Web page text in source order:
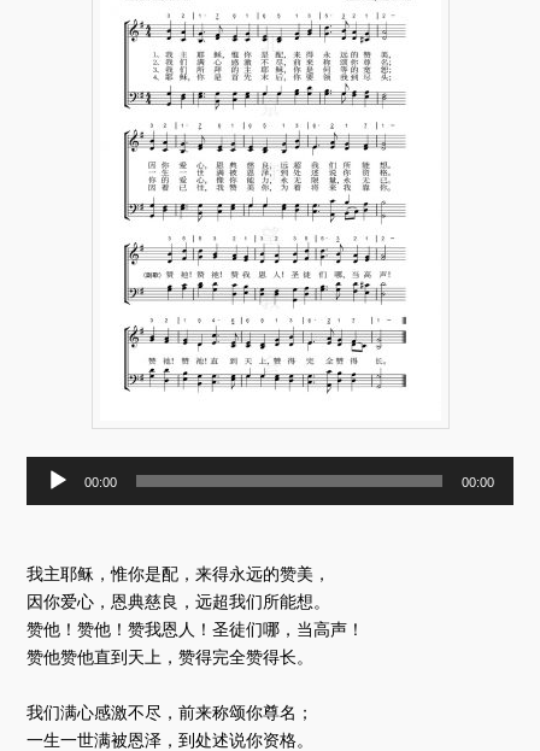
器
00:00 00:00
我主耶稣，惟你是配，来得永远的赞美，
因你爱心，恩典慈良，远超我们所能想。
赞他！赞他！赞我恩人！圣徒们哪，当高声！
赞他赞他直到天上，赞得完全赞得长。
我们满心感激不尽，前来称颂你尊名；
一生一世满被恩泽，到处述说你资格。